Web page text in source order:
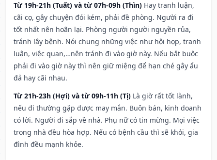
Từ 19h-21h (Tuất) và từ 07h-09h (Thìn) Hay tranh luận,
cãi cọ, gây chuyện đói kém, phải đề phòng. Người ra đi
tốt nhất nên hoãn lại. Phòng người người nguyền rủa,
tránh lây bệnh. Nói chung những việc như hội họp, tranh
luận, việc quan,…nên tránh đi vào giờ này. Nếu bắt buộc
phải đi vào giờ này thì nên giữ miệng để hạn ché gây ẩu
đả hay cãi nhau.
Từ 21h-23h (Hợi) và từ 09h-11h (Tị) Là giờ rất tốt lành,
nếu đi thường gặp được may mắn. Buôn bán, kinh doanh
có lời. Người đi sắp về nhà. Phụ nữ có tin mừng. Mọi việc
trong nhà đều hòa hợp. Nếu có bệnh cầu thì sẽ khỏi, gia
đình đều mạnh khỏe.